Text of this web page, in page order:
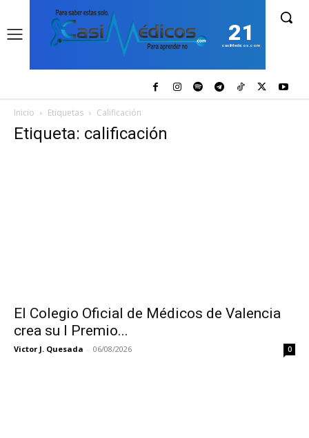
21
casiMedicos.com
Inicio Etiquetas Calificación
Etiqueta: calificación
El Colegio Oficial de Médicos de Valencia
crea su I Premio...
Victor J. Quesada - 06/08/2026 0